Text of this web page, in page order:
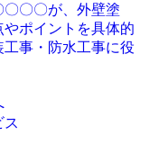
〇〇が、外壁塗
ポイントを具体的
事・防水工事に役
ス